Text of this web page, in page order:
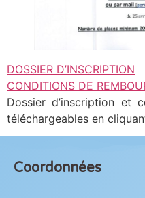
DOSSIER D’INSCRIPTION
CONDITIONS DE
Dossier d’inscription et
téléchargeables en
Coordonnées